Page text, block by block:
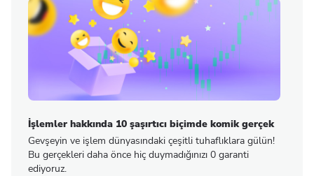
İşlemler hakkında 10 şaşırtıcı biçimde komik gerçek
Gevşeyin ve işlem dünyasındaki çeşitli tuhaflıklara gülün!
Bu gerçekleri daha önce hiç duymadığınızı 0 garanti
ediyoruz.